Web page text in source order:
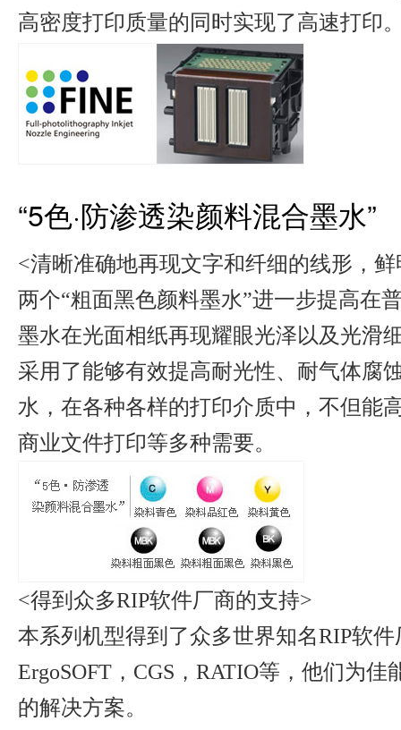
高密度打印质量的同时实现了高速打印
“5色·防渗透染颜料混合墨水”
<清晰准确地再现文字和纤细的线形，
两个“粗面黑色颜料墨水”进一步提高在
墨水在光面相纸再现耀眼光泽以及光滑
采用了能够有效提高耐光性、耐气体腐
水，在各种各样的打印介质中，不但能
商业文件打印等多种需要。
<得到众多RIP软件厂商的支持>
本系列机型得到了众多世界知名RIP软
ErgoSOFT，CGS，RATIO等，他们为
的解决方案。